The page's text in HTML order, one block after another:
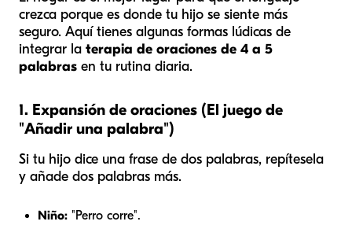
crezca porque es donde tu hijo se siente más
seguro. Aquí tienes algunas formas lúdicas de
integrar la terapia de oraciones de 4 a 5
palabras en tu rutina diaria.
1. Expansión de oraciones (El juego de
"Añadir una palabra")
Si tu hijo dice una frase de dos palabras, repítesela
y añade dos palabras más.
Niño: "Perro corre".